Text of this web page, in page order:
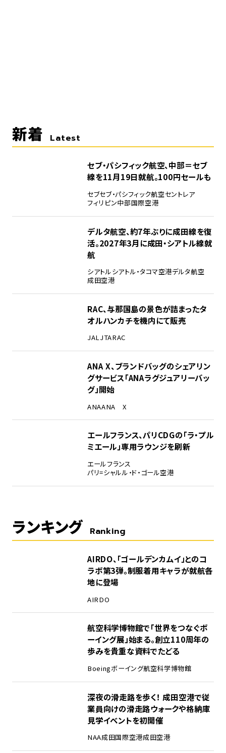
新着 Latest
セブ・パシフィック航空、中部＝セブ
線を11月19日就航。100円セールも
セブセブ・パシフィック航空セントレア
フィリピン中部国際空港
デルタ航空、約7年ぶりに成田線を復
活。2027年3月に成田・シアトル線就
航
シアトルシアトル・タコマ空港デルタ航空
成田空港
RAC、与那国島の景色が詰まったタ
オルハンカチを機内にて販売
JALJTARAC
ANA X、ブランドバッグのシェアリン
グサービス「ANAラグジュアリーバッ
グ」開始
ANAANA X
エールフランス、パリCDGの「ラ・プル
ミエール」専用ラウンジを刷新
エールフランス
パリ=シャルル・ド・ゴール空港
ランキング Ranking
AIRDO、「ゴールデンカムイ」とのコ
ラボ第3弾。制服着用キャラが就航各
地に登場
AIRDO
航空科学博物館で「世界をつなぐボ
ーイング展」始まる。創立110周年の
歩みを貴重な資料でたどる
Boeingボーイング航空科学博物館
深夜の滑走路を歩く！ 成田空港で従
業員向けの滑走路ウォークや格納庫
見学イベントを初開催
NAA成田国際空港成田空港